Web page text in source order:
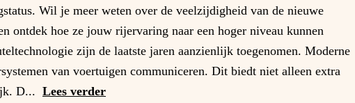
Wil je meer weten over de veelzijdigheid van de nieuwe
ontdek hoe ze jouw rijervaring naar een hoger niveau kunnen
zijn de laatste jaren aanzienlijk toegenomen. Moderne
van voertuigen communiceren. Dit biedt niet alleen extra
D... Lees verder